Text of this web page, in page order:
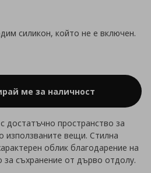
силикон, който не е включен.
ме за наличност
достатъчно пространство за
използваните вещи. Стилна
облик благодарение на
съхранение от дърво отдолу.